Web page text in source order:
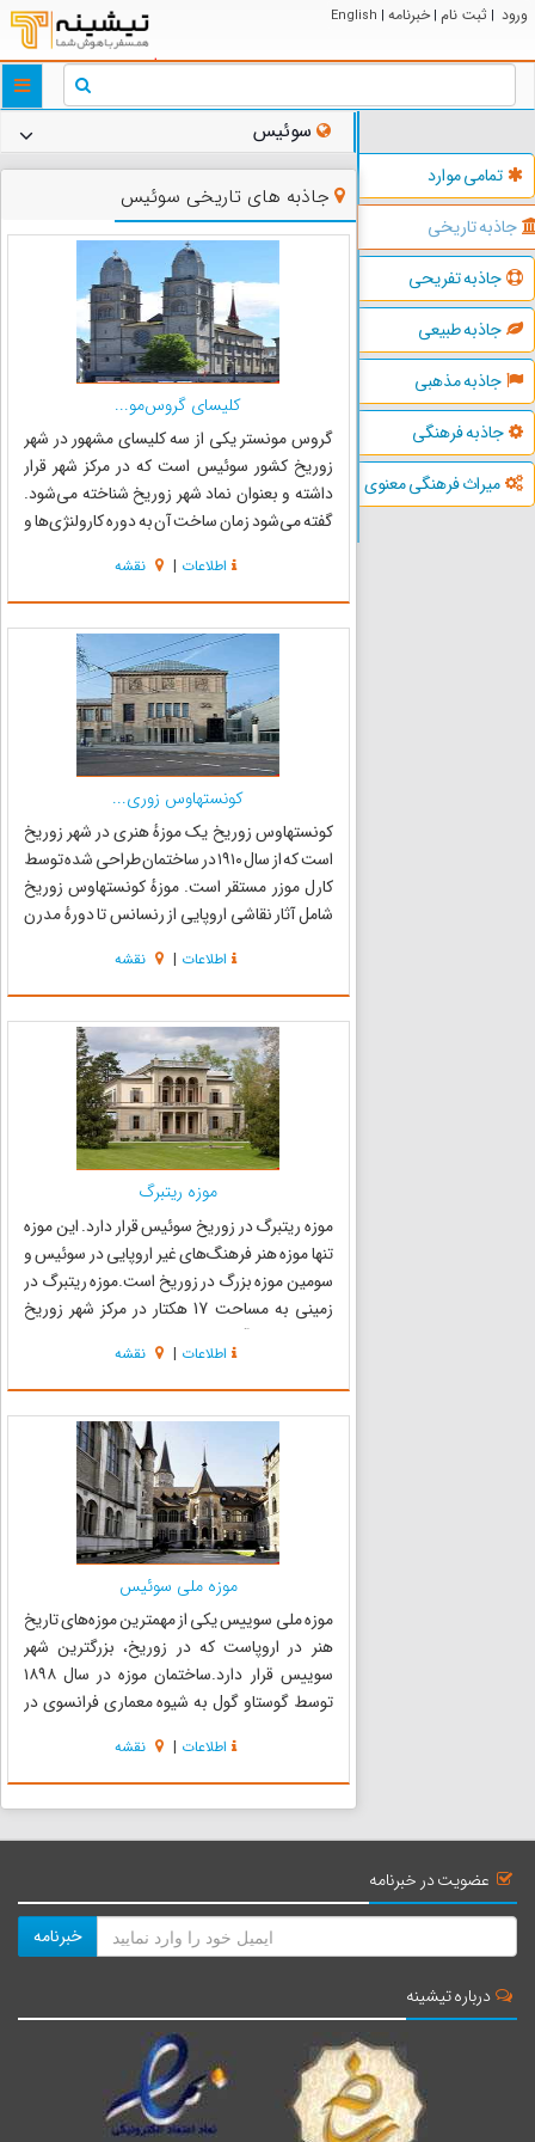
ورود | ثبت نام | خبرنامه |
English
تمامی موارد
جاذبه تاریخی
جاذبه تفریحی
جاذبه طبیعی
جاذبه مذهبی
جاذبه فرهنگی
میراث فرهنگی معنوی
سوئیس
جاذبه های تاریخی سوئیس
کلیسای گروس‌مو...
گروس مونستر یکی از سه کلیسای مشهور در شهر
زوریخ کشور سوئیس است که در مرکز شهر قرار
داشته و بعنوان نماد شهر زوریخ شناخته می‌شود.
گفته می‌شود زمان ساخت آن به دوره کارولنژی‌ها و
اتمام یافته است. این کلیسا...
اطلاعات | نقشه
کونستهاوس زوری...
کونستهاوس زوریخ یک موزهٔ هنری در شهر زوریخ
است که از سال ۱۹۱۰ در ساختمان طراحی شده توسط
کارل موزر مستقر است. موزهٔ کونستهاوس زوریخ
شامل آثار نقاشی اروپایی از رنسانس تا دورهٔ مدرن
سوئیسی و پیکره‌های چوبی و سنگی موجود در آن
برجسته می‌باشد.در موزهٔ...
اطلاعات | نقشه
موزه ریتبرگ
موزه ریتبرگ در زوریخ سوئیس قرار دارد. این موزه
تنها موزه هنر فرهنگ‌های غیر اروپایی در سوئیس و
سومین موزه بزرگ در زوریخ است.موزه ریتبرگ در
زمینی به مساحت 17 هکتار در مرکز شهر زوریخ
نزدیک به راه آهن زوریخ قرار دارد و شامل چندین
ساختمان تاریخی است. بودجه این موزه توسط
بخش ریاست جمهوری در...
اطلاعات | نقشه
موزه ملی سوئیس
موزه ملی سوییس یکی از مهمترین موزه‌های تاریخ
هنر در اروپاست که در زوریخ، بزرگترین شهر
سوییس قرار دارد.ساختمان موزه در سال ۱۸۹۸
توسط گوستاو گول به شیوه معماری فرانسوی در
از هشتصد و بیست هزار اثر نگهداری می‌شود.
منبع:fa.wikipedia.org...
اطلاعات | نقشه
عضویت در خبرنامه
خبرنامه
درباره تیشینه